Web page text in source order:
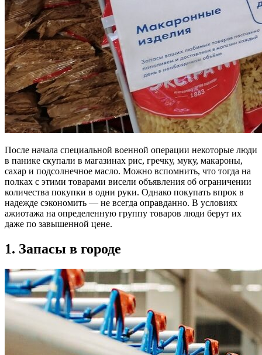
После начала специальной военной операции некоторые люди
в панике скупали в магазинах рис, гречку, муку, макароны,
сахар и подсолнечное масло. Можно вспомнить, что тогда на
полках с этими товарами висели объявления об ограничении
количества покупки в одни руки. Однако покупать впрок в
надежде сэкономить — не всегда оправданно. В условиях
ажиотажа на определенную группу товаров люди берут их
даже по завышенной цене.
1. Запасы в городе